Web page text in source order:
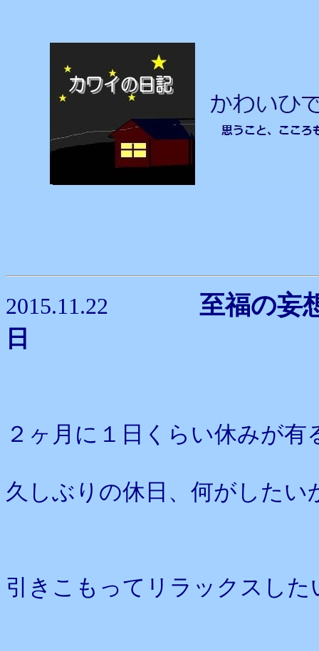
2015.11.22 至福の
日
２ヶ月に１日くらい休みが有
久しぶりの休日、何がしたい
引きこもってリラックスした